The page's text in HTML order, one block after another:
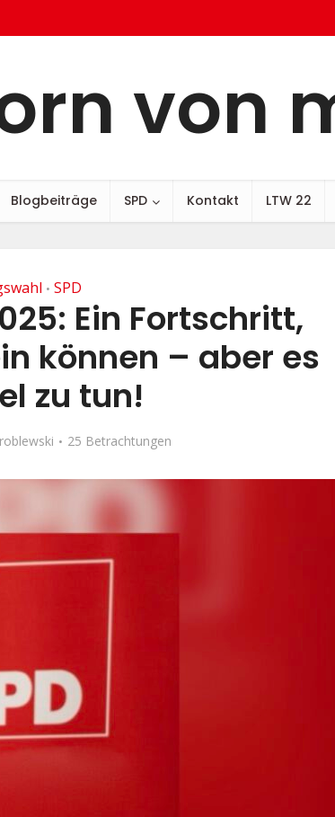
von
Blogbeiträge SPD Kontakt LTW 22
• SPD
Ein Fortschritt,
können – aber es
zu tun!
25 Betrachtungen